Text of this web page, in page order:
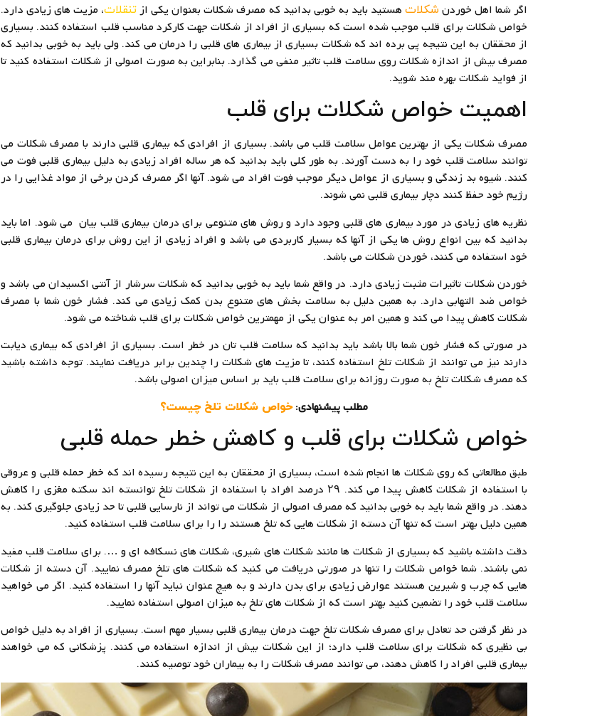
اگر شما اهل خوردن شکلات هستید باید به خوبی بدانید که مصرف شکلات بعنوان یکی ازتنقلات، مزیت های زیادی دارد.
خواص شکلات برای قلب موجب شده است که بسیاری از افراد از شکلات جهت کارکرد مناسب قلب استفاده کنند. بسیاری
از محققان به این نتیجه پی برده اند که شکلات بسیاری از بیماری های قلبی را درمان می کند. ولی باید به خوبی بدانید که
مصرف بیش از اندازه شکلات روی سلامت قلب تاثیر منفی می گذارد. بنابراین به صورت اصولی از شکلات استفاده کنید تا
از فواید شکلات بهره مند شوید.
اهمیت خواص شکلات برای قلب
مصرف شکلات یکی از بهترین عوامل سلامت قلب می باشد. بسیاری از افرادی که بیماری قلبی دارند با مصرف شکلات می
توانند سلامت قلب خود را به دست آورند. به طور کلی باید بدانید که هر ساله افراد زیادی به دلیل بیماری قلبی فوت می
کنند. شیوه بد زندگی و بسیاری از عوامل دیگر موجب فوت افراد می شود. آنها اگر مصرف کردن برخی از مواد غذایی را در
رژیم خود حفظ کنند دچار بیماری قلبی نمی شوند.
نظریه های زیادی در مورد بیماری های قلبی وجود دارد و روش های متنوعی برای درمان بیماری قلب بیان می شود. اما باید
بدانید که بین انواع روش ها یکی از آنها که بسیار کاربردی می باشد و افراد زیادی از این روش برای درمان بیماری قلبی
خود استفاده می کنند، خوردن شکلات می باشد.
خوردن شکلات تاثیرات مثبت زیادی دارد. در واقع شما باید به خوبی بدانید که شکلات سرشار از آنتی اکسیدان می باشد و
خواص ضد التهابی دارد. به همین دلیل به سلامت بخش های متنوع بدن کمک زیادی می کند. فشار خون شما با مصرف
شکلات کاهش پیدا می کند و همین امر به عنوان یکی از مهمترین خواص شکلات برای قلب شناخته می شود.
در صورتی که فشار خون شما بالا باشد باید بدانید که سلامت قلب تان در خطر است. بسیاری از افرادی که بیماری دیابت
دارند نیز می توانند از شکلات تلخ استفاده کنند، تا مزیت های شکلات را چندین برابر دریافت نمایند. توجه داشته باشید
که مصرف شکلات تلخ به صورت روزانه برای سلامت قلب باید بر اساس میزان اصولی باشد.
مطلب پیشنهادی:خواص شکلات تلخ چیست؟
خواص شکلات برای قلب و کاهش خطر حمله قلبی
طبق مطالعاتی که روی شکلات ها انجام شده است، بسیاری از محققان به این نتیجه رسیده اند که خطر حمله قلبی و عروقی
با استفاده از شکلات کاهش پیدا می کند. ۲۹ درصد افراد با استفاده از شکلات تلخ توانسته اند سکته مغزی را کاهش
دهند. در واقع شما باید به خوبی بدانید که مصرف اصولی از شکلات می تواند از نارسایی قلبی تا حد زیادی جلوگیری کند. به
همین دلیل بهتر است که تنها آن دسته از شکلات هایی که تلخ هستند را را برای سلامت قلب استفاده کنید.
دقت داشته باشید که بسیاری از شکلات ها مانند شکلات های شیری، شکلات های نسکافه ای و …. برای سلامت قلب مفید
نمی باشند. شما خواص شکلات را تنها در صورتی دریافت می کنید که شکلات های تلخ مصرف نمایید. آن دسته از شکلات
هایی که چرب و شیرین هستند عوارض زیادی برای بدن دارند و به هیچ عنوان نباید آنها را استفاده کنید. اگر می خواهید
سلامت قلب خود را تضمین کنید بهتر است که از شکلات های تلخ به میزان اصولی استفاده نمایید.
در نظر گرفتن حد تعادل برای مصرف شکلات تلخ جهت درمان بیماری قلبی بسیار مهم است. بسیاری از افراد به دلیل خواص
بی نظیری که شکلات برای سلامت قلب دارد؛ از این شکلات بیش از اندازه استفاده می کنند. پزشکانی که می خواهند
بیماری قلبی افراد را کاهش دهند، می توانند مصرف شکلات را به بیماران خود توصیه کنند.